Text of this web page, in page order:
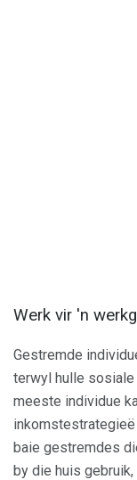
Werk vir 'n
Gestremde
terwyl hulle
meeste individue
baie gestremdes
by die huis